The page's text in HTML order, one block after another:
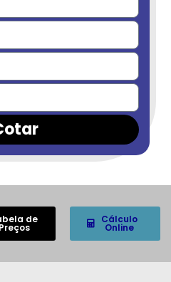
de
Preços
Cálculo
Online